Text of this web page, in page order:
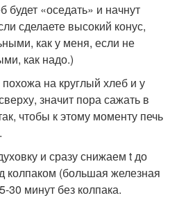
будет «оседать» и начнут
сделаете высокий конус,
как у меня, если не
как надо.)
похожа на круглый хлеб и у
значит пора сажать в
чтобы к этому моменту печь
и сразу снижаем t до
колпаком (большая железная
30 минут без колпака.